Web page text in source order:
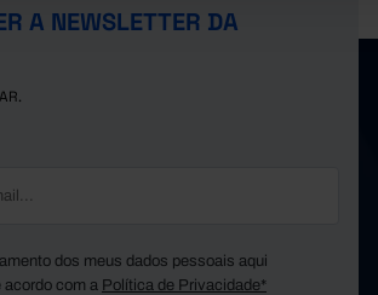
A NEWSLETTER DA
dos meus dados pessoais aqui
com a Política de Privacidade*